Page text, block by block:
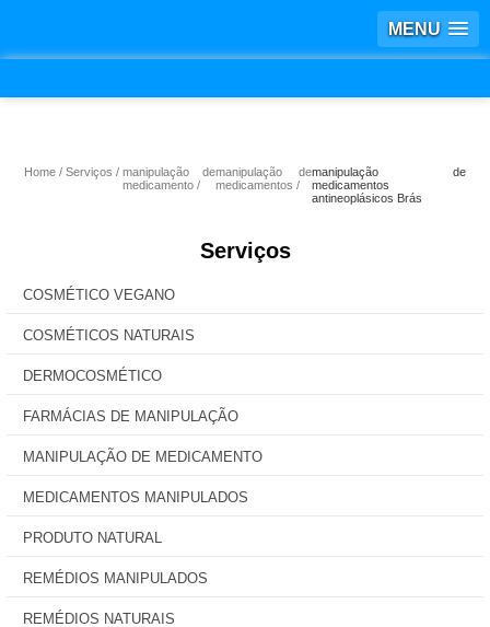
MENU
Home Serviços
manipulação de
medicamento
manipulação de
medicamentos
manipulação de
medicamentos
antineoplásicos Brás
Serviços
COSMÉTICO VEGANO
COSMÉTICOS NATURAIS
DERMOCOSMÉTICO
FARMÁCIAS DE MANIPULAÇÃO
MANIPULAÇÃO DE MEDICAMENTO
MEDICAMENTOS MANIPULADOS
PRODUTO NATURAL
REMÉDIOS MANIPULADOS
REMÉDIOS NATURAIS